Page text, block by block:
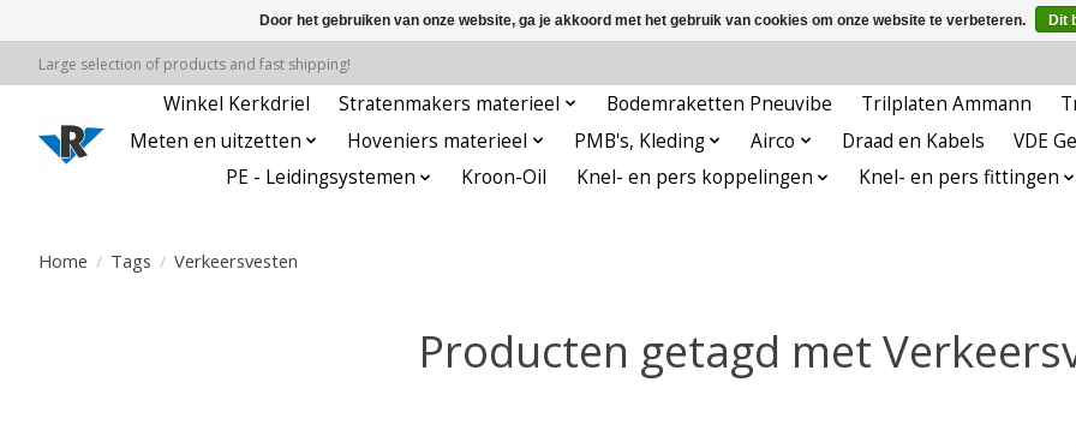
Large selection of products and fast shipping!
Winkel Kerkdriel Stratenmakers materieel Bodemraketten Pneuvibe Trilplaten Ammann
Meten en uitzetten
Hoveniers materieel PMB's, Kleding Airco Draad en Kabels VDE
PE - Leidingsystemen
Kroon-Oil Knel- en pers koppelingen Knel- en pers fittingen
Home / Tags / Verkeersvesten
Producten getagd met
Door het gebruiken van onze website, ga je akkoord met het gebruik van cookies om onze website te verbeteren. Dit